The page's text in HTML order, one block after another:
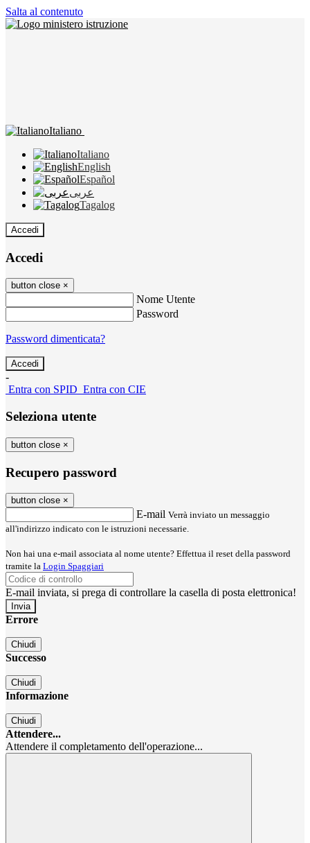
Salta al contenuto
Italiano
Italiano
English
Español
عربى
Tagalog
Accedi
Accedi
button close ×
Nome Utente
Password
Password dimenticata?
-
Entra con SPID Entra con CIE
Seleziona utente
button close ×
Recupero password
button close ×
E-mail Verrà inviato un messaggio
all'indirizzo indicato con le istruzioni necessarie.
Non hai una e-mail associata al nome utente? Effettua il reset della password
tramite la Login Spaggiari
E-mail inviata, si prega di controllare la casella di posta elettronica!
Errore
Chiudi
Successo
Chiudi
Informazione
Chiudi
Attendere...
Attendere il completamento dell'operazione...